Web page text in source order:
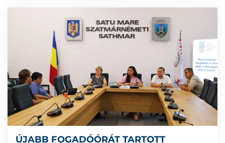
ÚJABB FOGADÓÓRÁT TARTOTT